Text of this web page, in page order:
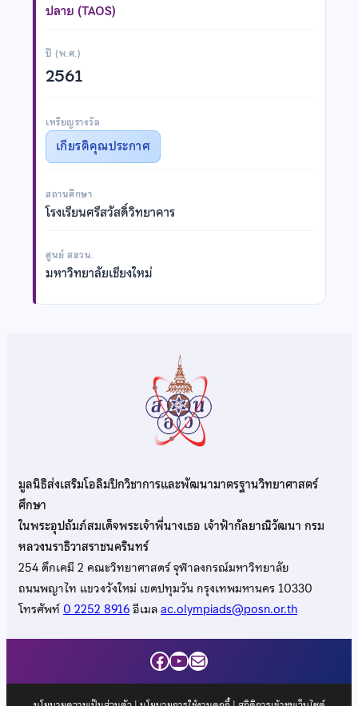
ปลาย (TAOS)
ปี (พ.ศ.)
2561
เหรียญรางวัล
เกียรติคุณประกาศ
สถานศึกษา
โรงเรียนศรีสวัสดิ์วิทยาคาร
ศูนย์ สอวน.
มหาวิทยาลัยเชียงใหม่
มูลนิธิส่งเสริมโอลิมปิกวิชาการและพัฒนามาตรฐานวิทยาศาสตร์
ศึกษา
ในพระอุปถัมภ์สมเด็จพระเจ้าพี่นางเธอ เจ้าฟ้ากัลยาณิวัฒนา กรม
หลวงนราธิวาสราชนครินทร์
254 ตึกเคมี 2 คณะวิทยาศาสตร์ จุฬาลงกรณ์มหาวิทยาลัย
ถนนพญาไท แขวงวังใหม่ เขตปทุมวัน กรุงเทพมหานคร 10330
โทรศัพท์0 2252 8916อีเมลac.olympiads@posn.or.th
Facebook
YouTube
Mail